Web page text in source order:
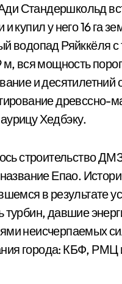
Стандершкольд
купил у него 16 га
водопад Ряйккёля
м, вся мощность
и
древссно-
Хедбэку.
строительство
Епао.
в результате
турбин, давшие
неисчерпаемых
города: КБФ, РМЦ и